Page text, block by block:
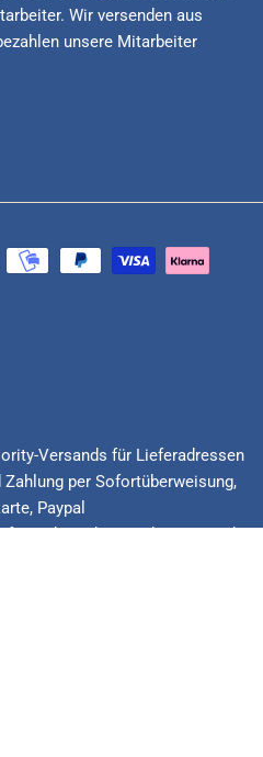
Wir versenden aus
unsere Mitarbeiter
Versands für Lieferadressen
per Sofortüberweisung,
Paypal